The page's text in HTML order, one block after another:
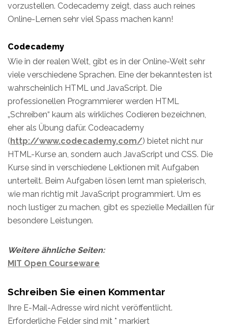
vorzustellen. Codecademy zeigt, dass auch reines
Online-Lernen sehr viel Spass machen kann!
Codecademy
Wie in der realen Welt, gibt es in der Online-Welt sehr
viele verschiedene Sprachen. Eine der bekanntesten ist
wahrscheinlich HTML und JavaScript. Die
professionellen Programmierer werden HTML
„Schreiben“ kaum als wirkliches Codieren bezeichnen,
eher als Übung dafür. Codeacademy
(http://www.codecademy.com/) bietet nicht nur
HTML-Kurse an, sondern auch JavaScript und CSS. Die
Kurse sind in verschiedene Lektionen mit Aufgaben
unterteilt. Beim Aufgaben lösen lernt man spielerisch,
wie man richtig mit JavaScript programmiert. Um es
noch lustiger zu machen, gibt es spezielle Medaillen für
besondere Leistungen.
Weitere ähnliche Seiten:
MIT Open Courseware
Schreiben Sie einen Kommentar
Ihre E-Mail-Adresse wird nicht veröffentlicht.
Erforderliche Felder sind mit * markiert